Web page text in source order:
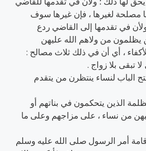
مصلحة لغيرها ، فإن غيرها سوف
في تقدمها إلى القاضي ردع
يظلمون من ولاهم الله عليهن
، أي أن في ذلك ثلاث مصالح :
تبقى بلا زواج .
الباب لنساء ينتظرن من يتقدم
الذين يتحكمون في بناتهم أو
من نساء ، على مزاجهم وعلى ما
أمر الرسول صلى الله عليه وسلم